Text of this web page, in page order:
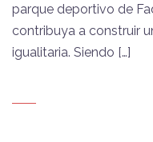
parque deportivo de
contribuya a construir
igualitaria. Siendo […]